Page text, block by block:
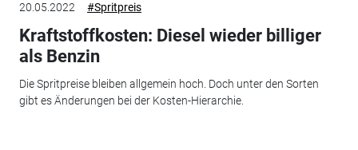
20.05.2022 #Spritpreis
Kraftstoffkosten: Diesel wieder billiger
als Benzin
Die Spritpreise bleiben allgemein hoch. Doch unter den Sorten
gibt es Änderungen bei der Kosten-Hierarchie.